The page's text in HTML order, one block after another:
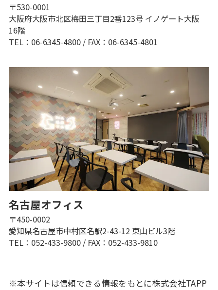
〒530-0001
大阪府大阪市北区梅田三丁目2番123号 イノゲート大阪
16階
TEL：06-6345-4800/ FAX：06-6345-4801
名古屋オフィス
〒450-0002
愛知県名古屋市中村区名駅2-43-12 東山ビル3階
TEL：052-433-9800/ FAX：052-433-9810
※本サイトは信頼できる情報をもとに株式会社TAPP